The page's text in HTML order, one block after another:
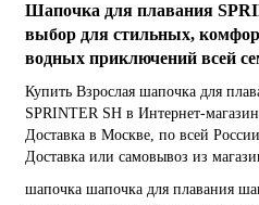
Шапочка для плавания
выбор для стильных,
водных приключений всей
Купить Взрослая шапочка для
SPRINTER SH в Интернет-
Доставка в Москве, по всей
Доставка или самовывоз из
шапочка шапочка для плавания